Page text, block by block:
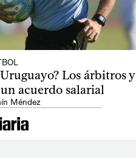
Los árbitros y
acuerdo salarial
Méndez